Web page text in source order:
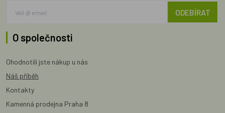
ODEBÍRAT
O společnosti
Ohodnotili jste nákup u nás
Náš příběh
Kontakty
Kamenná prodejna Praha 8